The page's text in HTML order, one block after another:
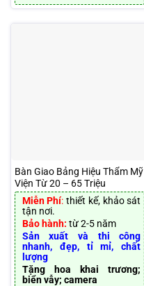
Bàn Giao Bảng Hiệu Thẩm Mỹ
Viện Từ 20 – 65 Triệu
Miễn Phí:thiết kế, khảo sát
tận nơi.
Bảo hành: từ 2-5 năm
Sản xuất và thi công
nhanh, đẹp, tỉ mỉ, chất
lượng
Tặng hoa khai trương;
biển vẫy; camera